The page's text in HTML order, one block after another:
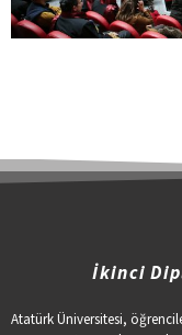
İkinci
Atatürk Üniversitesi,